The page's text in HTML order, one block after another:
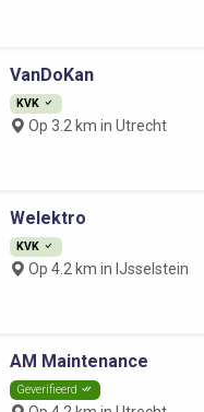
VanDoKan
KVK
Op 3.2 km in Utrecht
Welektro
KVK
Op 4.2 km in IJsselstein
AM Maintenance
Geverifieerd